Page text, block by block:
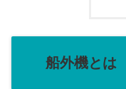
船外機とは